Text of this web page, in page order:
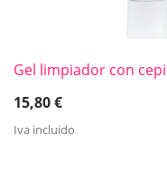
Gel limpiador con
15,80€
Iva incluido